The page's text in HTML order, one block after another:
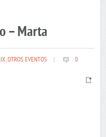
– Marta
,OTROS EVENTOS 0